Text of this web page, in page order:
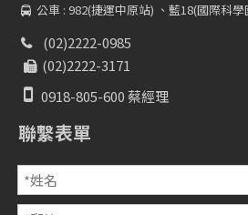
 公車 : 982(捷運中原站) 、藍18(國際科學
 (02)2222-0985
(02)2222-3171
 0918-805-600 蔡經理
聯繫表單